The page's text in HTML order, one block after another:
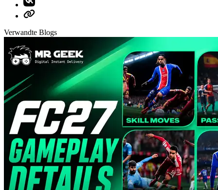
Verwandte Blogs